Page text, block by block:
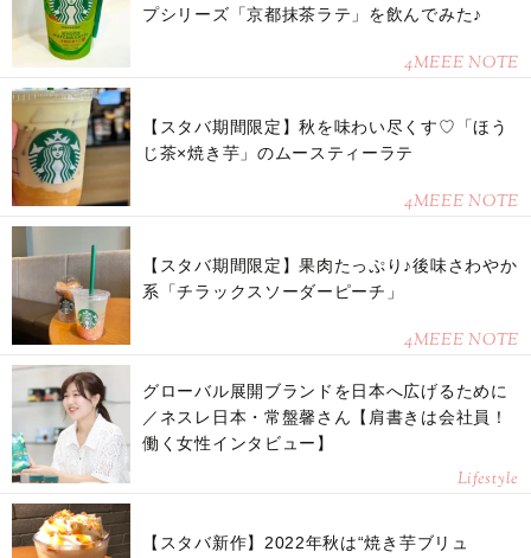
プシリーズ「京都抹茶ラテ」を飲んでみた♪
4MEEE NOTE
【スタバ期間限定】秋を味わい尽くす♡「ほう
じ茶×焼き芋」のムースティーラテ
4MEEE NOTE
【スタバ期間限定】果肉たっぷり♪後味さわやか
系「チラックスソーダーピーチ」
4MEEE NOTE
グローバル展開ブランドを日本へ広げるために
／ネスレ日本・常盤馨さん【肩書きは会社員！
働く女性インタビュー】
Lifestyle
【スタバ新作】2022年秋は“焼き芋ブリュ